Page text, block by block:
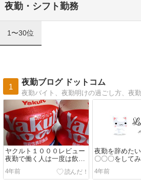
夜勤・シフト勤務
1〜30位
1
夜勤ブログ ドットコム
ヤクルト１０００レビュー
夜勤で働く人は一度は飲ん
でみて
4年前
夜勤を辞めた
〇〇〇をして
4年前